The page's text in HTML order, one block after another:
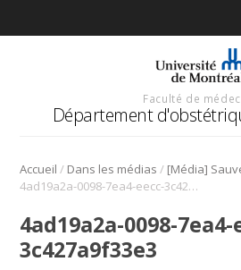
Faculté de
Département
Accueil / Dans les médias /
4ad19a2a-0098-7ea4-eecc-3c427a9f33e3
4ad19a2a-0098-7ea4-
3c427a9f33e3